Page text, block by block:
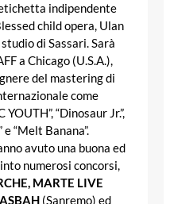
indipendente
child opera, Ulan
di Sassari. Sarà
a Chicago (U.S.A.),
del mastering di
come
“Dinosaur Jr.”,
e “Melt Banana”.
avuto una buona ed
numerosi concorsi,
MARTE LIVE
(Sanremo) ed